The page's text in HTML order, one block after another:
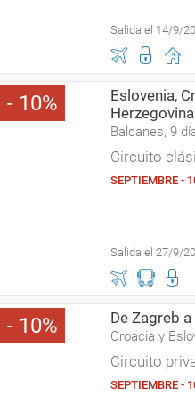
Salida el 14/9/
10
Eslovenia,
Herzegovina
Balcanes, 9
Circuito
SEPTIEMBRE -
Salida el 27/9/
10 De Zagreb
Croacia y
Circuito
SEPTIEMBRE -